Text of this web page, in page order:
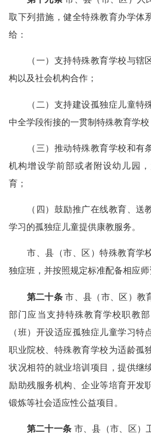
取下列措施，健全特殊教育办学体
给：
（一）支持特殊教育学校与辖
构以及社会机构合作；
（二）支持建设孤独症儿童特
中全学段衔接的一贯制特殊教育学校
（三）推动特殊教育学校和有
机构增设学前部或者附设幼儿园
育；
（四）鼓励推广在线教育、送
学习的孤独症儿童提供康教服务。
市、县（市、区）特殊教育学
独症班，并按照规定标准配备相应师
第二十条 市、县（市、区）教
部门应当支持特殊教育学校职教
（班）开设适应孤独症儿童学习特
职业院校、特殊教育学校为适龄孤
状况相符的就业培训项目，提供继
励助残服务机构、企业等培育开发
锻炼等社会适应性公益项目。
第二十一条 市、县（市、区）